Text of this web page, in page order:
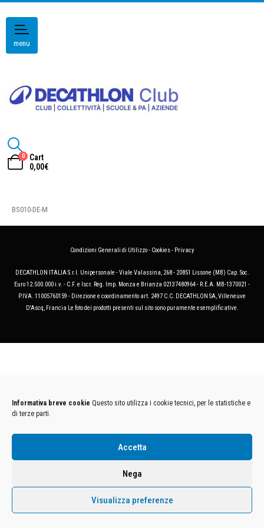
Informativa breve cookie Questo sito utilizza i cookie tecnici, per le statistiche e
di terze parti.
Accetta
Nega
Visualizza preferenze
menu
0
Cart
0,00€
BS010-DE-M
Condizioni Generali di Utilizzo- Cookies- Privacy
DECATHLON ITALIA S.r.l. Unipersonale - Viale Valassina, 268 - 20851 Lissone (MB) Cap. Soc.
Euro 12.500.000 i.v. - C.F. e Iscr. Reg. Imp. Monza e Brianza 02137480964 - R.E.A. MB-1370021 -
P.IVA. 11005760159 - Direzione e coordinamento art. 2497 C.C. DECATHLON SA, Villeneuve
D'Ascq, Francia Le foto dei prodotti presenti sul sito sono puramente esemplificative.